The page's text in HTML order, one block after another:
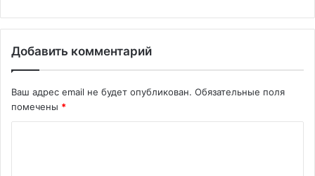
Добавить комментарий
Ваш адрес email не будет опубликован. Обязательные поля
помечены *